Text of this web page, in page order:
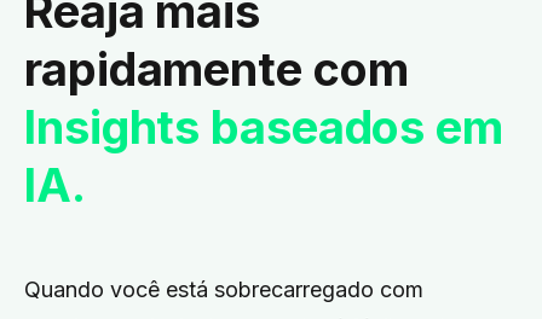
rapidamente com
Insights baseados em
IA.
Quando você está sobrecarregado com